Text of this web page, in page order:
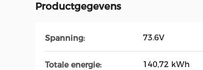
Productgegevens
Spanning: 73.6V
Totale energie: 140,72 kWh